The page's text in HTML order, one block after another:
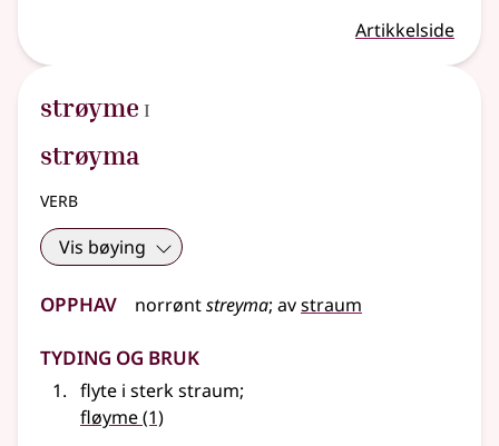
Artikkelside
strøyme 1
I
strøyma
verb
Vis bøying
Opphav norrøntstreyma; avstraum
Tyding og bruk
flyte i sterk straum;
fløyme(1)